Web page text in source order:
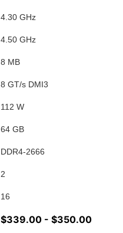
4.30 GHz
4.50 GHz
8 MB
8 GT/s DMI3
112 W
64 GB
DDR4-2666
2
16
$339.00 - $350.00